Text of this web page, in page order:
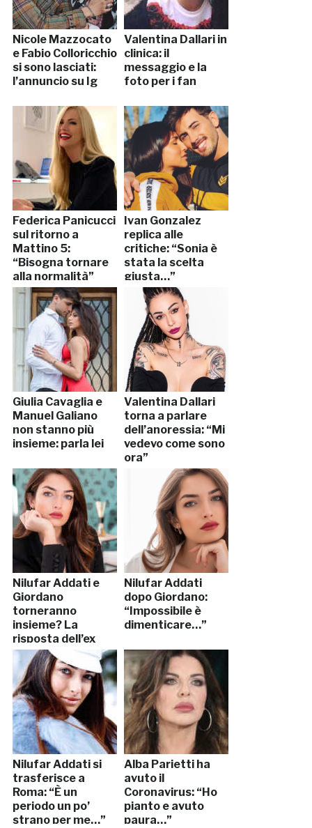
Nicole Mazzocato
e Fabio Colloricchio
si sono lasciati:
l’annuncio su Ig
Valentina Dallari in
clinica: il
messaggio e la
foto per i fan
Federica Panicucci
sul ritorno a
Mattino 5:
“Bisogna tornare
alla normalità”
Ivan Gonzalez
replica alle
critiche: “Sonia è
stata la scelta
giusta…”
Giulia Cavaglia e
Manuel Galiano
non stanno più
insieme: parla lei
Valentina Dallari
torna a parlare
dell’anoressia: “Mi
vedevo come sono
ora”
Nilufar Addati e
Giordano
torneranno
insieme? La
risposta dell’ex
tronista
Nilufar Addati
dopo Giordano:
“Impossibile è
dimenticare…”
Nilufar Addati si
trasferisce a
Roma: “È un
periodo un po’
strano per me…”
Alba Parietti ha
avuto il
Coronavirus: “Ho
pianto e avuto
paura…”